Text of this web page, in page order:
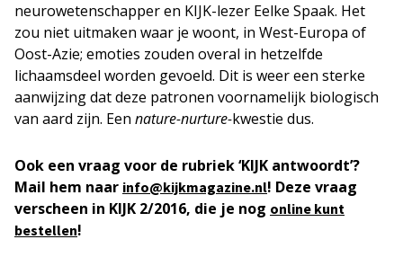
neurowetenschapper en KIJK-lezer Eelke Spaak. Het
zou niet uitmaken waar je woont, in West-Europa of
Oost-Azie; emoties zouden overal in hetzelfde
lichaamsdeel worden gevoeld. Dit is weer een sterke
aanwijzing dat deze patronen voornamelijk biologisch
van aard zijn. Een nature-nurture-kwestie dus.
Ook een vraag voor de rubriek ‘KIJK antwoordt’?
Mail hem naar info@kijkmagazine.nl! Deze vraag
verscheen in KIJK 2/2016, die je nog online kunt
bestellen!